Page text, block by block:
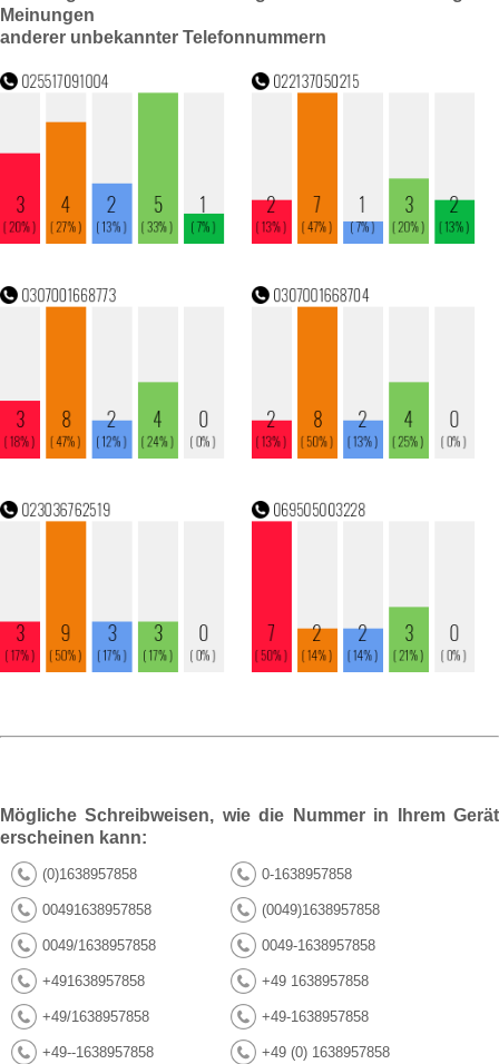
Meinungen
anderer unbekannter Telefonnummern
Mögliche Schreibweisen, wie die Nummer in Ihrem Gerät
erscheinen kann:
(0)1638957858 0-1638957858
00491638957858 (0049)1638957858
0049/1638957858 0049-1638957858
+491638957858 +49 1638957858
+49/1638957858 +49-1638957858
+49--1638957858 +49 (0) 1638957858